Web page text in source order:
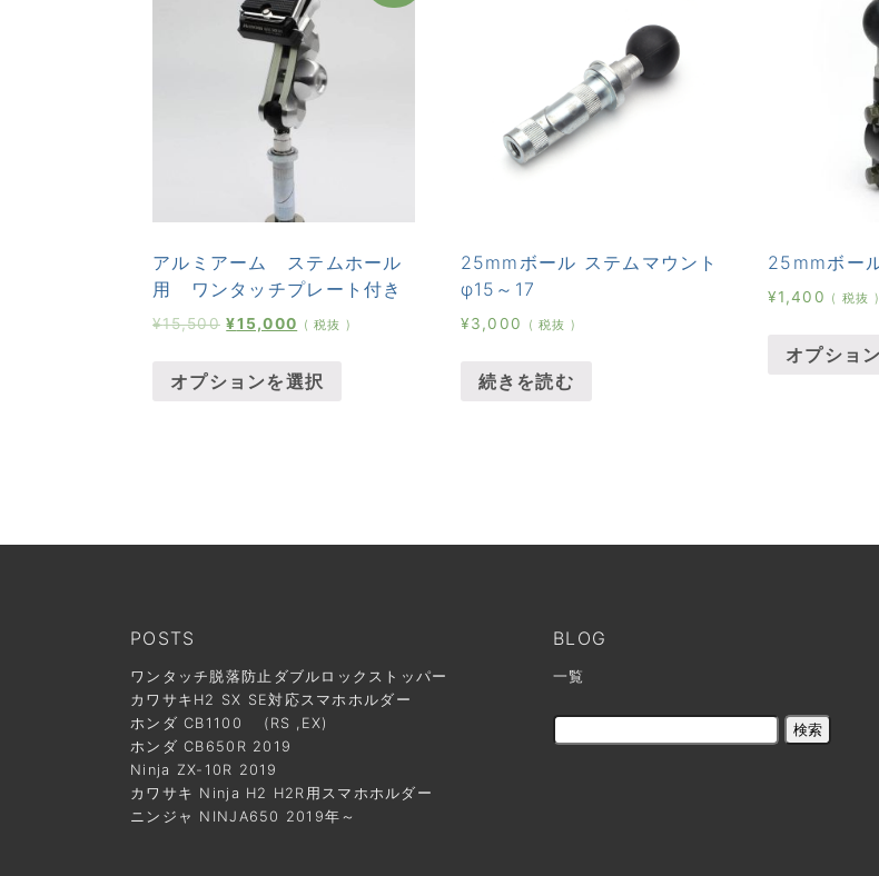
アルミアーム ステムホール
用 ワンタッチプレート付き
¥15,500 ¥15,000 ( 税抜 )
オプションを選択
25mmボール ステムマウント
φ15～17
¥3,000 ( 税抜 )
続きを読む
25mmボー
¥1,400 ( 税抜 )
オプショ
POSTS
ワンタッチ脱落防止ダブルロックストッパー
カワサキH2 SX SE対応スマホホルダー
ホンダ CB1100 (RS ,EX)
ホンダ CB650R 2019
Ninja ZX-10R 2019
カワサキ Ninja H2 H2R用スマホホルダー
ニンジャ NINJA650 2019年～
BLOG
一覧